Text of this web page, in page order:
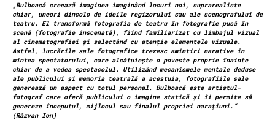
„Bulboacă creează imaginea imaginând locuri noi, suprarealiste
chiar, uneori dincolo de ideile regizorului sau ale scenografului de
teatru. El transformă fotografia de teatru în fotografie pusă în
scenă (fotografie înscenată), fiind familiarizat cu limbajul vizual
al cinematografiei și selectând cu atenție elementele vizuale.
Astfel, lucrările sale fotografice trezesc amintiri narative în
mintea spectatorului, care alcătuiește o poveste proprie înainte
chiar de a vedea spectacolul. Utilizând mecanismele mentale deduse
ale publicului și memoria teatrală a acestuia, fotografiile sale
generează un aspect cu totul personal. Bulboacă este artistul-
fotograf care oferă publicului o imagine statică și îi permite să
genereze începutul, mijlocul sau finalul propriei narațiuni.“
(Răzvan Ion)